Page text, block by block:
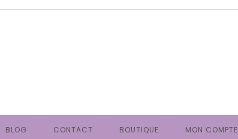
BLOG CONTACT BOUTIQUE MON COMPTE